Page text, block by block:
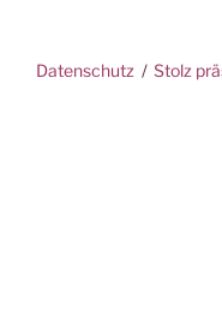
Datenschutz Stolz